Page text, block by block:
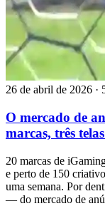
26 de abril de 2026 ·
O mercado de
marcas, três
20 marcas de
e perto de 150
uma semana. Por
— do mercado de